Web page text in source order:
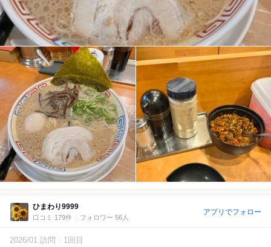
ひまわり9999
口コミ 179件 フォロワー 56人
アプリでフォロー
2026/01 訪問 1回目